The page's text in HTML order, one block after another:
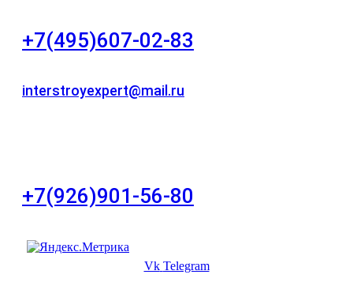
+7(495)607-02-83
interstroyexpert@mail.ru
+7(926)901-56-80
Vk Telegram